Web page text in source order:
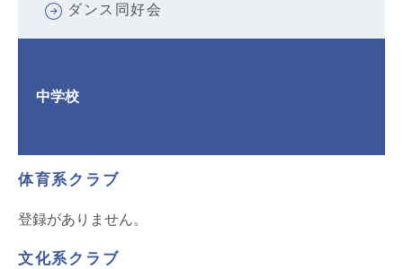
ダンス同好会
中学校
体育系クラブ
登録がありません。
文化系クラブ